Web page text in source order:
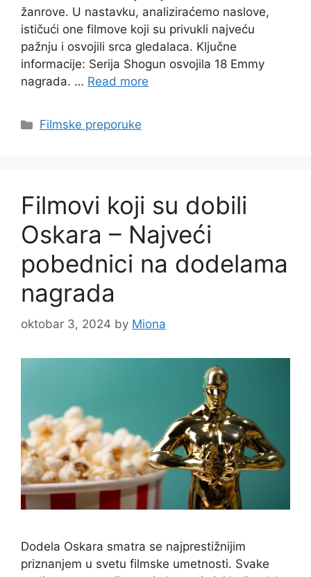
žanrove. U nastavku, analiziraćemo naslove,
ističući one filmove koji su privukli najveću
pažnju i osvojili srca gledalaca. Ključne
informacije: Serija Shogun osvojila 18 Emmy
nagrada. … Read more
Categories
Filmske preporuke
Filmovi koji su dobili
Oskara – Najveći
pobednici na dodelama
nagrada
oktobar 3, 2024 by Miona
Dodela Oskara smatra se najprestižnijim
priznanjem u svetu filmske umetnosti. Svake